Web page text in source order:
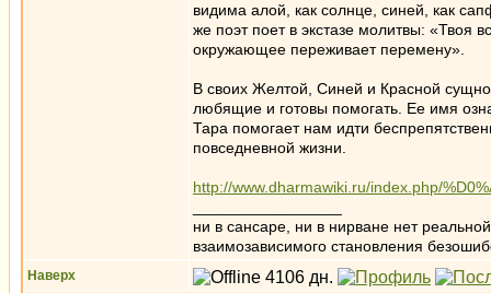
видима алой, как солнце, синей, как
же поэт поет в экстазе молитвы: «Твоя
окружающее переживает перемену».
В своих Желтой, Синей и Красной
любящие и готовы помогать. Ее имя
Тара помогает нам идти
повседневной жизни.
http://www.dharmawiki.ru/index.php/
ни в сансаре, ни в нирване нет
взаимозависимого становления
Наверх